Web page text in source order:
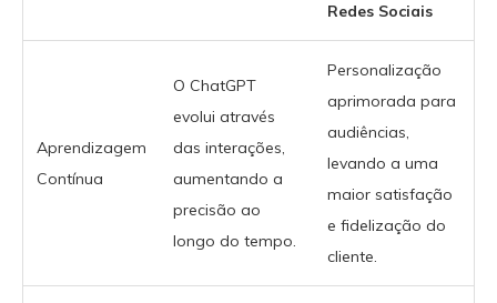
Redes Sociais
Aprendizagem
Contínua
O ChatGPT
evolui através
das interações,
aumentando a
precisão ao
longo do tempo.
Personalização
aprimorada para
audiências,
levando a uma
maior satisfação
e fidelização do
cliente.